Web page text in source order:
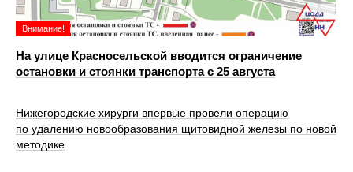
Внимание!
На улице Красносельской вводится ограничение
остановки и стоянки транспорта с 25 августа
Нижегородские хирурги впервые провели операцию
по удалению новообразования щитовидной железы по новой
методике